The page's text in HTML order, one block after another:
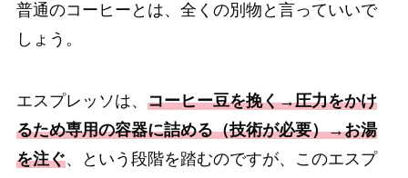
普通のコーヒーとは、全くの別物と言っていいで
しょう。
エスプレッソは、 コーヒー豆を挽く→圧力をかけ
るため専用の容器に詰める（技術が必要）→お湯
を注ぐ、という段階を踏むのですが、このエスプ